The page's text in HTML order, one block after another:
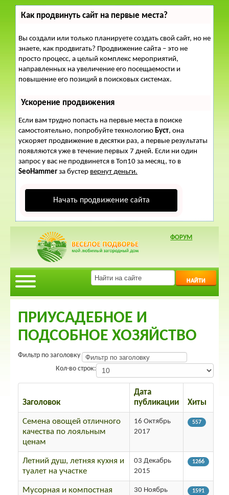
Как продвинуть сайт на первые места?
Вы создали или только планируете создать свой сайт, но не
знаете, как продвигать? Продвижение сайта – это не
просто процесс, а целый комплекс мероприятий,
направленных на увеличение его посещаемости и
повышение его позиций в поисковых системах.
Ускорение продвижения
Если вам трудно попасть на первые места в поиске
самостоятельно, попробуйте технологию Буст, она
ускоряет продвижение в десятки раз, а первые результаты
появляются уже в течение первых 7 дней. Если ни один
запрос у вас не продвинется в Топ10 за месяц, то в
SeoHammer за бустер вернут деньги.
Начать продвижение сайта
ФОРУМ
НАЙТИ
ПРИУСАДЕБНОЕ И
ПОДСОБНОЕ ХОЗЯЙСТВО
Фильтр по заголовку
Кол-во строк:
Заголовок
Дата
публикации
Хиты
Семена овощей отличного
качества по лояльным
ценам
16 Октябрь
2017
557
Летний душ, летняя кухня и
туалет на участке
03 Декабрь
2015
1266
Мусорная и компостная
30 Ноябрь
1591